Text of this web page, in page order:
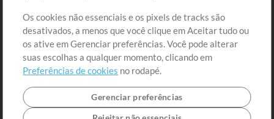
Extras
Sessões
Envie seu conteúdo
Playlist
MT Conference
Os cookies não essenciais e os pixels de tracks são
desativados, a menos que você clique em Aceitar tudo ou
os ative em Gerenciar preferências. Você pode alterar
suas escolhas a qualquer momento, clicando em
Preferências de cookies no rodapé.
Gerenciar preferências